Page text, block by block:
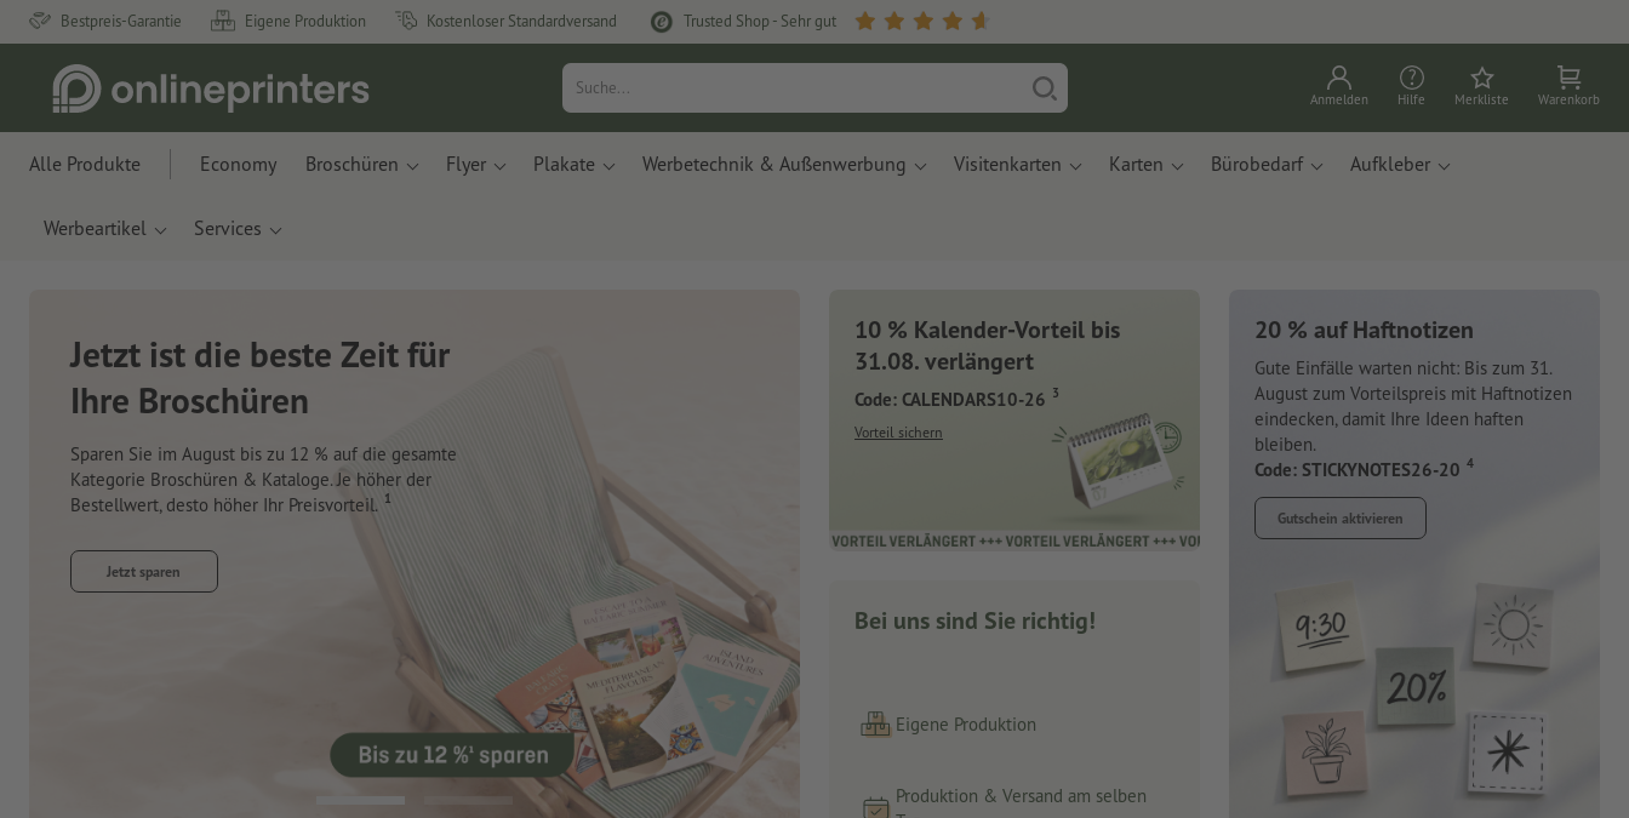
Bestpreis-Garantie Eigene Produktion Kostenloser Standardversand Trusted Shop - Sehr gut
Anmelden Hilfe Merkliste Warenkorb
Alle Produkte Economy Broschüren Flyer Plakate Werbetechnik & Außenwerbung Visitenkarten Karten Bürobedarf Aufkleber
Werbeartikel Services
Jetzt ist die beste Zeit für
Ihre Broschüren
Sparen Sie im August bis zu 12 % auf die gesamte
Kategorie Broschüren & Kataloge. Je höher der
Bestellwert, desto höher Ihr Preisvorteil. 1
Jetzt sparen
Neue Notizbücher &
Planer für Ihren
Schreibtisch
Mit innovativen Materialien aus Apfelresten und
10 % Kalender-Vorteil bis
31.08. verlängert
Code: CALENDARS10-26 3
Vorteil sichern
Bei uns sind Sie richtig!
Eigene Produktion
Produktion & Versand am selben
20 % auf Haftnotizen
Gute Einfälle warten nicht: Bis zum 31.
August zum Vorteilspreis mit Haftnotizen
eindecken, damit Ihre Ideen haften
bleiben.
Code: STICKYNOTES26-20 4
Gutschein aktivieren